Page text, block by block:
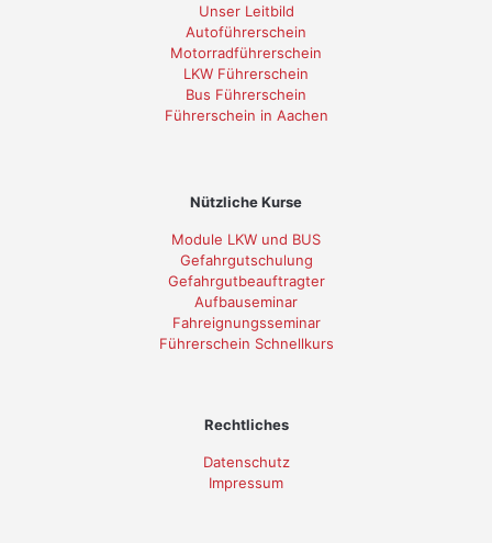
Unser Leitbild
Autoführerschein
Motorradführerschein
LKW Führerschein
Bus Führerschein
Führerschein in Aachen
Nützliche Kurse
Module LKW und BUS
Gefahrgutschulung
Gefahrgutbeauftragter
Aufbauseminar
Fahreignungsseminar
Führerschein Schnellkurs
Rechtliches
Datenschutz
Impressum